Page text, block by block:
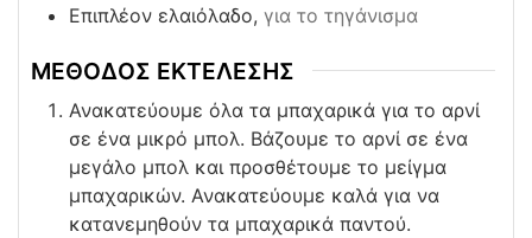
Επιπλέον ελαιόλαδο, για το τηγάνισμα
ΜΕΘΟΔΟΣ ΕΚΤΕΛΕΣΗΣ
Ανακατεύουμε όλα τα μπαχαρικά για το αρνί
σε ένα μικρό μπολ. Βάζουμε το αρνί σε ένα
μεγάλο μπολ και προσθέτουμε το μείγμα
μπαχαρικών. Ανακατεύουμε καλά για να
κατανεμηθούν τα μπαχαρικά παντού.